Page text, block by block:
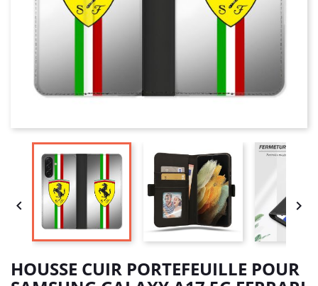
 
HOUSSE CUIR PORTEFEUILLE POUR